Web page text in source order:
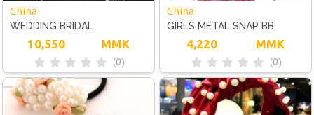
China
WEDDING BRIDAL
JEWELLERY RHINESTONE
CRYSTAL FLOWER PEARLS
SILVER HAIR COMB CLIP
10,550 MMK
(0)
China
GIRLS METAL SNAP BB
HAIRPIN HAIR CLIPS CANDY
COLOR BARRETTES
4,220 MMK
(0)